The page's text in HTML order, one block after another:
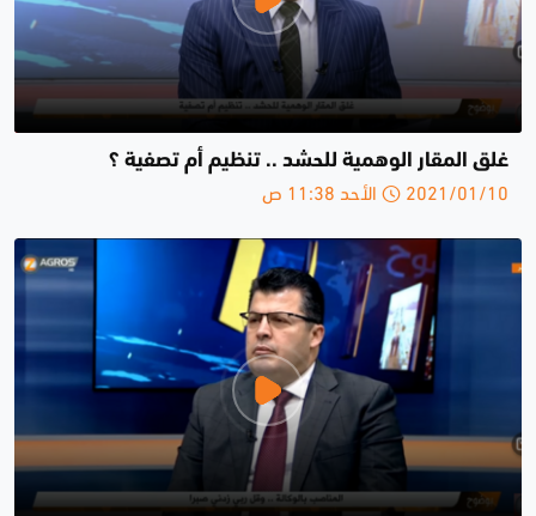
غلق المقار الوهمية للحشد .. تنظيم أم تصفية ؟
2021/01/10 الأحد 11:38 ص